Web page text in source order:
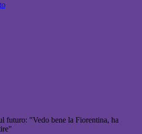
futuro: "Vedo bene la Fiorentina, ha